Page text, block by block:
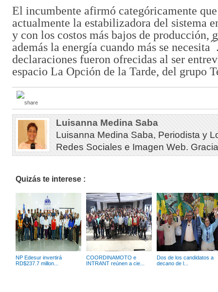
El incumbente afirmó categóricamente
actualmente la estabilizadora del sistema
y con los costos más bajos de producción,
además la energía cuando más se necesita
declaraciones fueron ofrecidas al ser
espacio La Opción de la Tarde, del grupo
Luisanna Medina Saba
Luisanna Medina Saba, Periodista y
Redes Sociales e Imagen Web.
Quizás te interese :
NP Edesur invertirá
RD$237.7 millon...
COORDINAMOTO e
INTRANT reúnen a cie...
Dos de los candidatos a
decano de l...